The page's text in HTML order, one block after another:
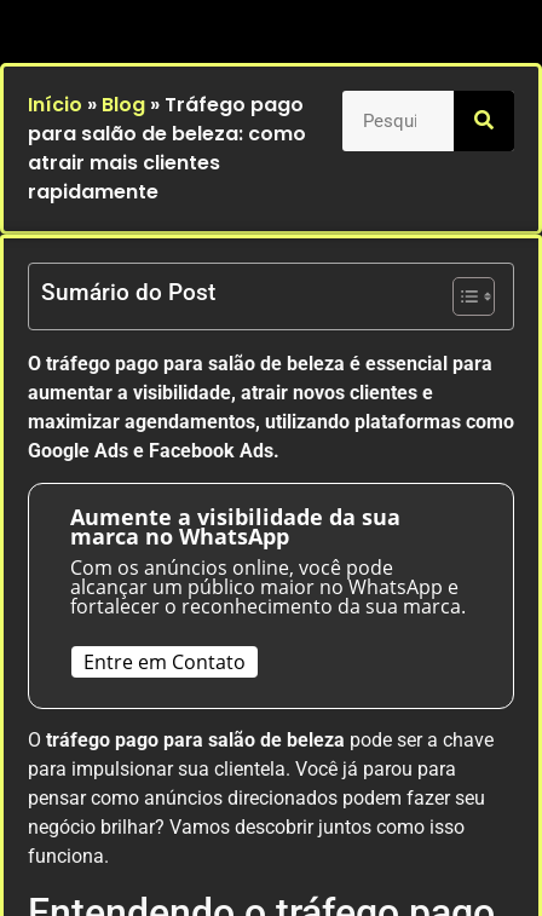
Início » Blog » Tráfego pago
para salão de beleza: como
atrair mais clientes
rapidamente
Sumário do Post
O tráfego pago para salão de beleza é essencial para
aumentar a visibilidade, atrair novos clientes e
maximizar agendamentos, utilizando plataformas como
Google Ads e Facebook Ads.
Aumente a visibilidade da sua
marca no WhatsApp
Com os anúncios online, você pode
alcançar um público maior no WhatsApp e
fortalecer o reconhecimento da sua marca.
Entre em Contato
O tráfego pago para salão de beleza pode ser a chave
para impulsionar sua clientela. Você já parou para
pensar como anúncios direcionados podem fazer seu
negócio brilhar? Vamos descobrir juntos como isso
funciona.